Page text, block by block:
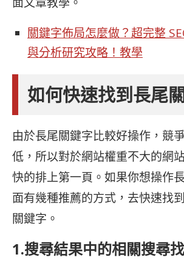
關鍵字佈局怎麼做？超完整
與分析研究攻略！教學
如何快速找到長尾
由於長尾關鍵字比較好操作，競
低，所以對於網站權重不大的網
快的排上第一頁。如果你想操作
面有幾種推薦的方式，去快速找
關鍵字。
1.搜尋結果中的相關搜尋